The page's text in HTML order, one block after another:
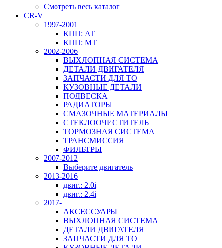
Смотреть весь каталог
CR-V
1997-2001
КПП: AT
КПП: MT
2002-2006
ВЫХЛОПНАЯ СИСТЕМА
ДЕТАЛИ ДВИГАТЕЛЯ
ЗАПЧАСТИ ДЛЯ ТО
КУЗОВНЫЕ ДЕТАЛИ
ПОДВЕСКА
РАДИАТОРЫ
СМАЗОЧНЫЕ МАТЕРИАЛЫ
СТЕКЛООЧИСТИТЕЛЬ
ТОРМОЗНАЯ СИСТЕМА
ТРАНСМИССИЯ
ФИЛЬТРЫ
2007-2012
Выберите двигатель
2013-2016
двиг.: 2.0i
двиг.: 2.4i
2017-
АКСЕССУАРЫ
ВЫХЛОПНАЯ СИСТЕМА
ДЕТАЛИ ДВИГАТЕЛЯ
ЗАПЧАСТИ ДЛЯ ТО